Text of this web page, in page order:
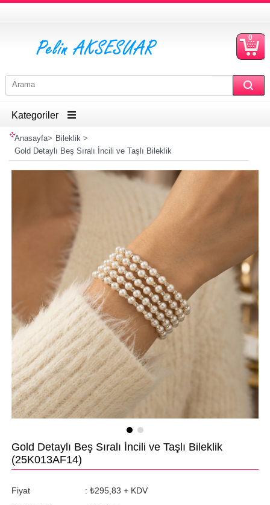
0
Kategoriler
Anasayfa> Bileklik>
Gold Detaylı Beş Sıralı İncili ve Taşlı Bileklik
Gold Detaylı Beş Sıralı İncili ve Taşlı Bileklik
(25K013AF14)
Fiyat : ₺295,83 + KDV